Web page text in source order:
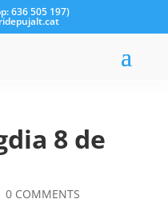
636 505 197)
8 de
0 COMMENTS